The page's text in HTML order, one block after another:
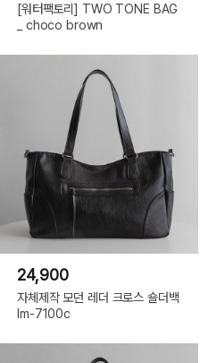
[워터팩토리] TWO TONE BAG
_ choco brown
24,900
자체제작 모던 레더 크로스 숄더백
lm-7100c